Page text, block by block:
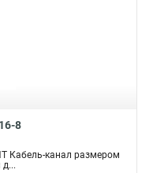
8
Кабель-канал размером
д...